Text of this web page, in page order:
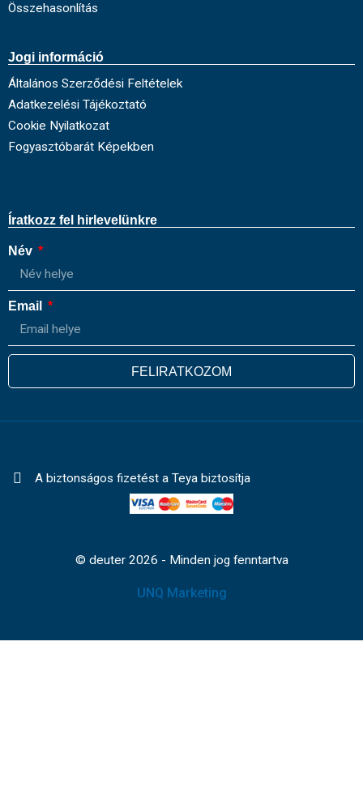
Összehasonlítás
Jogi információ
Általános Szerződési Feltételek
Adatkezelési Tájékoztató
Cookie Nyilatkozat
Fogyasztóbarát Képekben
Íratkozz fel hirlevelünkre
Név
Email
FELIRATKOZOM
A biztonságos fizetést a Teya biztosítja
© deuter 2026 - Minden jog fenntartva
UNQ Marketing